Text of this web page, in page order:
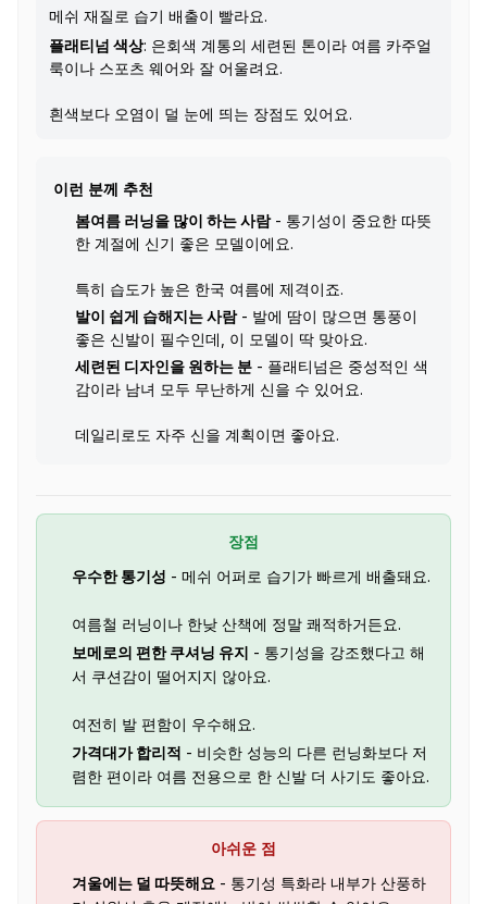
메쉬 재질로 습기 배출이 빨라요.
플래티넘 색상: 은회색 계통의 세련된 톤이라 여름 카주얼
룩이나 스포츠 웨어와 잘 어울려요.
흰색보다 오염이 덜 눈에 띄는 장점도 있어요.
이런 분께 추천
봄여름 러닝을 많이 하는 사람- 통기성이 중요한 따뜻
한 계절에 신기 좋은 모델이에요.
특히 습도가 높은 한국 여름에 제격이죠.
발이 쉽게 습해지는 사람- 발에 땀이 많으면 통풍이
좋은 신발이 필수인데, 이 모델이 딱 맞아요.
세련된 디자인을 원하는 분 - 플래티넘은 중성적인 색
감이라 남녀 모두 무난하게 신을 수 있어요.
데일리로도 자주 신을 계획이면 좋아요.
장점
우수한 통기성 - 메쉬 어퍼로 습기가 빠르게 배출돼요.
여름철 러닝이나 한낮 산책에 정말 쾌적하거든요.
보메로의 편한 쿠셔닝 유지 - 통기성을 강조했다고 해
서 쿠션감이 떨어지지 않아요.
여전히 발 편함이 우수해요.
가격대가 합리적 - 비슷한 성능의 다른 런닝화보다 저
렴한 편이라 여름 전용으로 한 신발 더 사기도 좋아요.
아쉬운 점
겨울에는 덜 따뜻해요 - 통기성 특화라 내부가 산풍하